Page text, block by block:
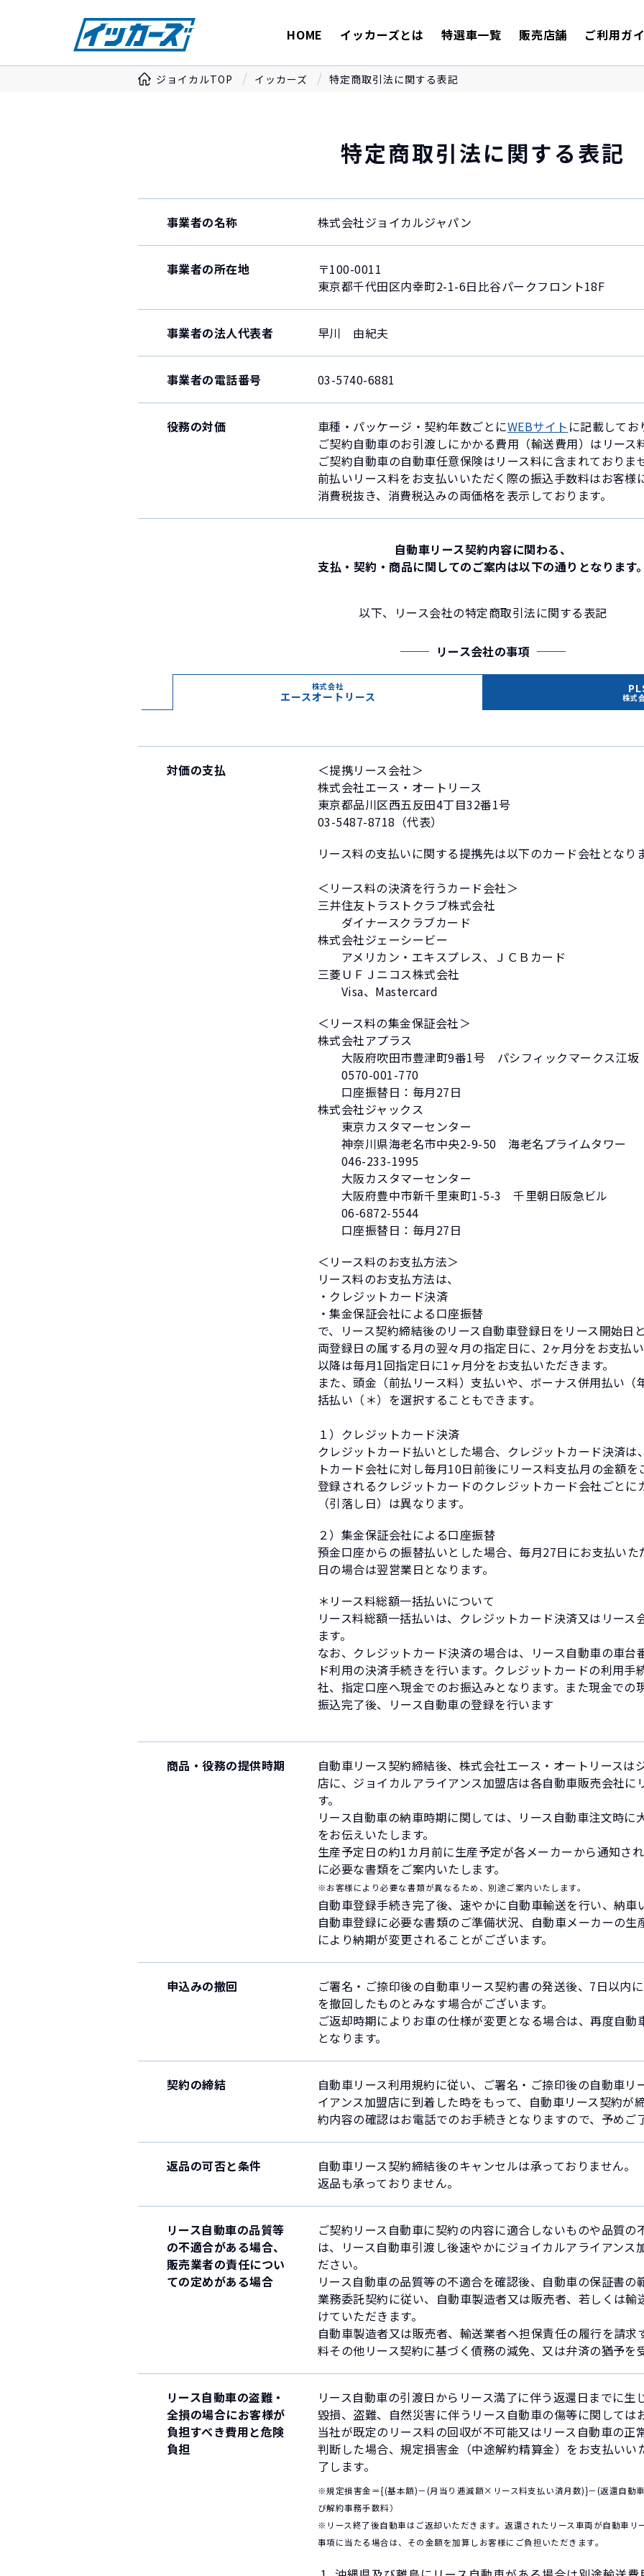
HOME イッカーズとは 特選車一覧 販売店舗 ご利用ガ
ジョイカルTOP イッカーズ 特定商取引法に関する表記
特定商取引法に関する表記
事業者の名称 株式会社ジョイカルジャパン
事業者の所在地
〒100-0011
東京都千代田区内幸町2-1-6日比谷パークフロント18F
事業者の法人代表者 早川 由紀夫
事業者の電話番号 03-5740-6881
役務の対価 車種・パッケージ・契約年数ごとにWEBサイト に記載してお
ご契約自動車のお引渡しにかかる費用（輸送費用）はリース
ご契約自動車の自動車任意保険はリース料に含まれておりま
前払いリース料をお支払いいただく際の振込手数料はお客様
消費税抜き、消費税込みの両価格を表示しております。
自動車リース契約内容に関わる、
支払・契約・商品に関してのご案内は以下の通りとなります。
以下、リース会社の特定商取引法に関する表記
リース会社の事項
株式会社
エースオートリース 株式
対価の支払
＜提携リース会社＞
株式会社エース・オートリース
東京都品川区西五反田4丁目32番1号
03-5487-8718（代表）
リース料の支払いに関する提携先は以下のカード会社となりま
＜リース料の決済を行うカード会社＞
三井住友トラストクラブ株式会社
ダイナースクラブカード
株式会社ジェーシービー
アメリカン・エキスプレス、ＪＣＢカード
三菱ＵＦＪニコス株式会社
Visa、Mastercard
＜リース料の集金保証会社＞
株式会社アプラス
大阪府吹田市豊津町9番1号 パシフィックマークス江坂
0570-001-770
口座振替日：毎月27日
株式会社ジャックス
東京カスタマーセンター
神奈川県海老名市中央2-9-50 海老名プライムタワー
046-233-1995
大阪カスタマーセンター
大阪府豊中市新千里東町1-5-3 千里朝日阪急ビル
06-6872-5544
口座振替日：毎月27日
＜リース料のお支払方法＞
リース料のお支払方法は、
・クレジットカード決済
・集金保証会社による口座振替
で、リース契約締結後のリース自動車登録日をリース開始日
両登録日の属する月の翌々月の指定日に、2ヶ月分をお支払い
以降は毎月1回指定日に1ヶ月分をお支払いただきます。
また、頭金（前払リース料）支払いや、ボーナス併用払い（
括払い（＊）を選択することもできます。
１）クレジットカード決済
クレジットカード払いとした場合、クレジットカード決済は
トカード会社に対し毎月10日前後にリース料支払月の金額
登録されるクレジットカードのクレジットカード会社ごとに
（引落し日）は異なります。
２）集金保証会社による口座振替
預金口座からの振替払いとした場合、毎月27日にお支払い
日の場合は翌営業日となります。
＊リース料総額一括払いについて
リース料総額一括払いは、クレジットカード決済又はリース
ます。
なお、クレジットカード決済の場合は、リース自動車の車台
ド利用の決済手続きを行います。クレジットカードの利用手
社、指定口座へ現金でのお振込みとなります。また現金での
振込完了後、リース自動車の登録を行います
商品・役務の提供時期
自動車リース契約締結後、株式会社エース・オートリースは
店に、ジョイカルアライアンス加盟店は各自動車販売会社に
す。
リース自動車の納車時期に関しては、リース自動車注文時に
をお伝えいたします。
生産予定日の約1カ月前に生産予定が各メーカーから通知さ
に必要な書類をご案内いたします。
※お客様により必要な書類が異なるため、別途ご案内いたします。
自動車登録手続き完了後、速やかに自動車輸送を行い、納車
自動車登録に必要な書類のご準備状況、自動車メーカーの生
により納期が変更されることがございます。
申込みの撤回
ご署名・ご捺印後の自動車リース契約書の発送後、7日以内
を撤回したものとみなす場合がございます。
ご返却時期によりお車の仕様が変更となる場合は、再度自動
となります。
契約の締結
自動車リース利用規約に従い、ご署名・ご捺印後の自動車リ
イアンス加盟店に到着した時をもって、自動車リース契約が
約内容の確認はお電話でのお手続きとなりますので、予めご
返品の可否と条件
自動車リース契約締結後のキャンセルは承っておりません。
返品も承っておりません。
リース自動車の品質等
の不適合がある場合、
販売業者の責任につい
ての定めがある場合
ご契約リース自動車に契約の内容に適合しないものや品質の
は、リース自動車引渡し後速やかにジョイカルアライアンス
ださい。
リース自動車の品質等の不適合を確認後、自動車の保証書の
業務委託契約に従い、自動車製造者又は販売者、若しくは輸
けていただきます。
自動車製造者又は販売者、輸送業者へ担保責任の履行を請求
料その他リース契約に基づく債務の減免、又は弁済の猶予を
リース自動車の盗難・
全損の場合にお客様が
負担すべき費用と危険
負担
リース自動車の引渡日からリース満了に伴う返還日までに生
毀損、盗難、自然災害に伴うリース自動車の傷等に関しては
当社が既定のリース料の回収が不可能又はリース自動車の正
判断した場合、規定損害金（中途解約精算金）をお支払いい
了します。
※規定損害金＝{(基本額)－(月当り逓減額×リース料支払い済月数)}－(返還自動
び解約事務手数料）
※リース終了後自動車はご返却いただきます。返還されたリース車両が自動車リ
事項に当たる場合は、その金額を加算しお客様にご負担いただきます。